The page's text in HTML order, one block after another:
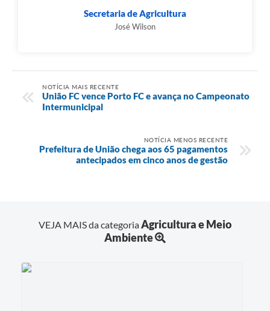
Secretaria de Agricultura
José Wilson
NOTÍCIA MAIS RECENTE
União FC vence Porto FC e avança no Campeonato
Intermunicipal
NOTÍCIA MENOS RECENTE
Prefeitura de União chega aos 65 pagamentos
antecipados em cinco anos de gestão
VEJA MAIS da categoriaAgricultura e Meio
Ambiente